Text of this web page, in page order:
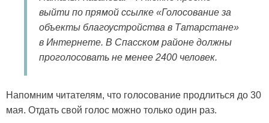
выйти по прямой ссылке «Голосование за
объекты благоустройства в Татарстане»
в Интернете. В Спасском районе должны
проголосовать не менее 2400 человек.
Напомним читателям, что голосование продлиться до 30
мая. Отдать свой голос можно только один раз.